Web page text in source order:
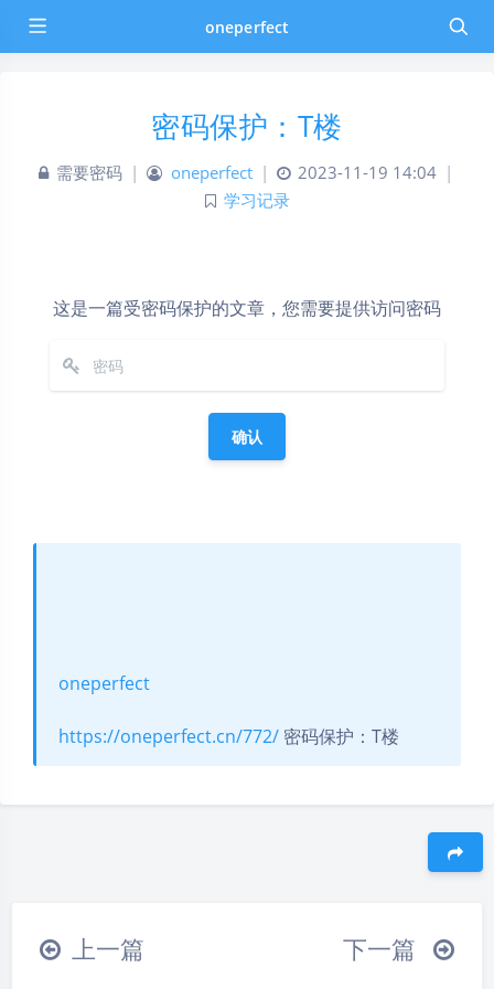
oneperfect
密码保护：T楼
需要密码 | oneperfect | 2023-11-19 14:04 |
学习记录
这是一篇受密码保护的文章，您需要提供访问密码
oneperfect
https://oneperfect.cn/772/ 密码保护：T楼
上一篇 下一篇